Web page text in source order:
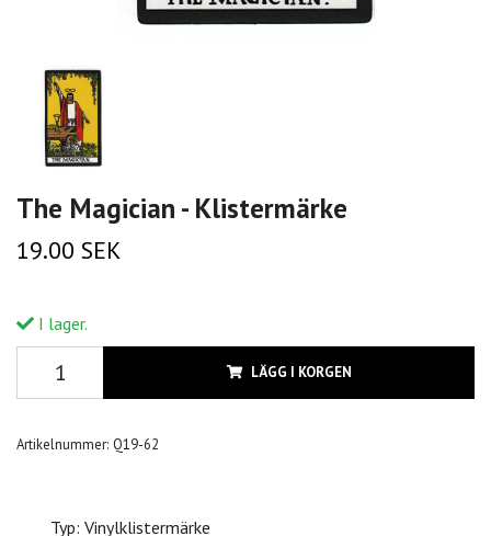
The Magician - Klistermärke
19.00 SEK
I lager.
LÄGG I KORGEN
Artikelnummer: Q19-62
Typ: Vinylklistermärke